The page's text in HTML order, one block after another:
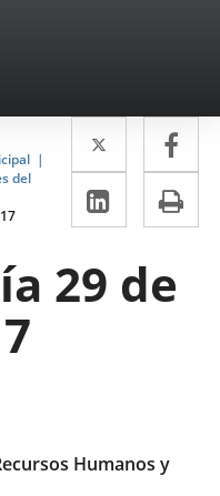
del
Twitter
Enlace
a
una
externa.
a
LinkedIn
Enlace
a
una
29 de
Humanos y